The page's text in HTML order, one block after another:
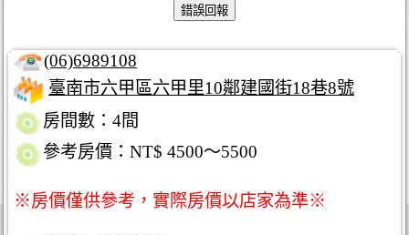
(06)6989108
臺南市六甲區六甲里10鄰建國街18巷8號
房間數：4間
參考房價：NT$ 4500～5500
※房價僅供參考，實際房價以店家為準※